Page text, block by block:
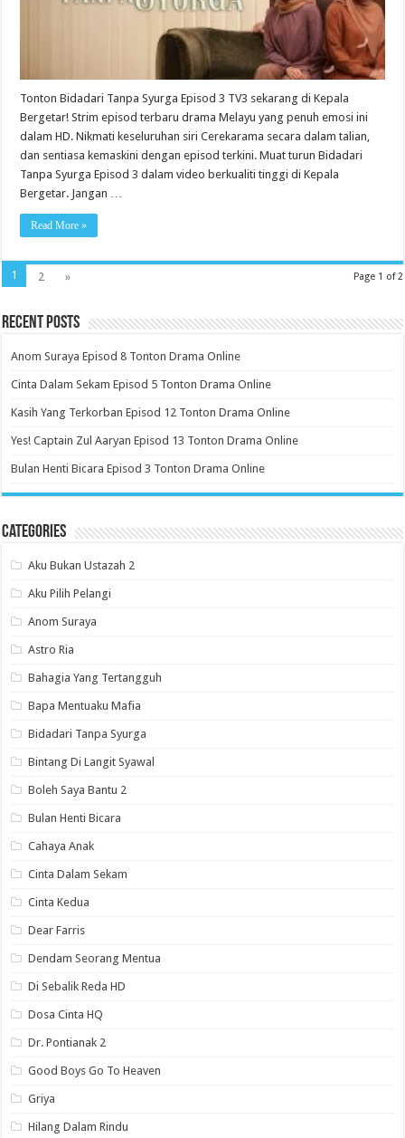
Tonton Bidadari Tanpa Syurga Episod 3 TV3 sekarang di Kepala
Bergetar! Strim episod terbaru drama Melayu yang penuh emosi ini
dalam HD. Nikmati keseluruhan siri Cerekarama secara dalam talian,
dan sentiasa kemaskini dengan episod terkini. Muat turun Bidadari
Tanpa Syurga Episod 3 dalam video berkualiti tinggi di Kepala
Bergetar. Jangan …
Read More »
Page 1 of 2
1 2 »
Recent Posts
Anom Suraya Episod 8 Tonton Drama Online
Cinta Dalam Sekam Episod 5 Tonton Drama Online
Kasih Yang Terkorban Episod 12 Tonton Drama Online
Yes! Captain Zul Aaryan Episod 13 Tonton Drama Online
Bulan Henti Bicara Episod 3 Tonton Drama Online
Categories
Aku Bukan Ustazah 2
Aku Pilih Pelangi
Anom Suraya
Astro Ria
Bahagia Yang Tertangguh
Bapa Mentuaku Mafia
Bidadari Tanpa Syurga
Bintang Di Langit Syawal
Boleh Saya Bantu 2
Bulan Henti Bicara
Cahaya Anak
Cinta Dalam Sekam
Cinta Kedua
Dear Farris
Dendam Seorang Mentua
Di Sebalik Reda HD
Dosa Cinta HQ
Dr. Pontianak 2
Good Boys Go To Heaven
Griya
Hilang Dalam Rindu